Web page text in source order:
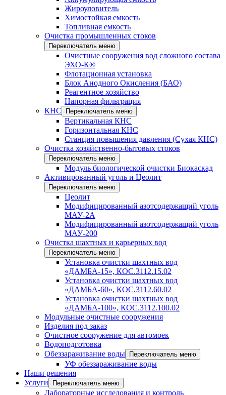
Жироуловитель
Химостойкая емкость
Топливная емкость
Очистка промышленных стоков
Переключатель меню
Очистные сооружения вод сложного состава
ЭХО-К®
Флотационная установка
Блок Анодного Окисления (БАО)
Реагентное хозяйство
Напорная фильтрация
КНС
Переключатель меню
Вертикальная КНС
Горизонтальная КНС
Станция повышения давления (Сухая КНС)
Очистка хозяйственно-бытовых стоков
Переключатель меню
Модуль биологической очистки Биокаскад
Активированный уголь и Цеолит
Переключатель меню
Цеолит
Модифицированный азотсодержащий уголь
МАУ-2А
Модифицированный азотсодержащий уголь
МАУ-200
Очистка шахтных и карьерных вод
Переключатель меню
Установка очистки шахтных вод
«ДАМБА-15», КОС.3112.15.02
Установка очистки шахтных вод
«ДАМБА-60», КОС.3112.60.02
Установка очистки шахтных вод
«ДАМБА-100», КОС.3112.100.02
Модульные очистные сооружения
Изделия под заказ
Очистное сооружение для автомоек
Водоподготовка
Обеззараживание воды
Переключатель меню
УФ обеззараживание воды
Наши решения
Услуги
Переключатель меню
Лабораторные исследования и контроль